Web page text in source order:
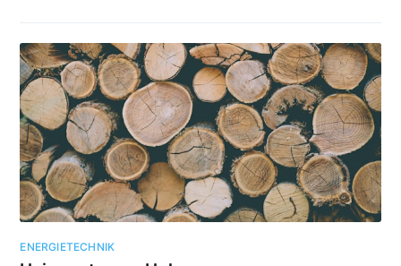
ENERGIETECHNIK